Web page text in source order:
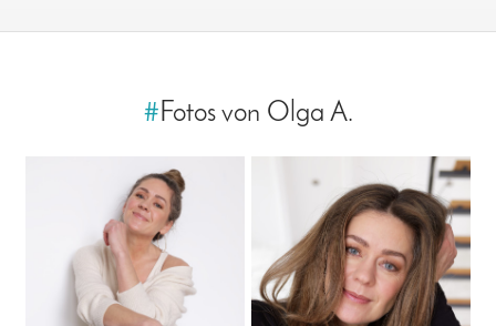
# Fotos von Olga A.